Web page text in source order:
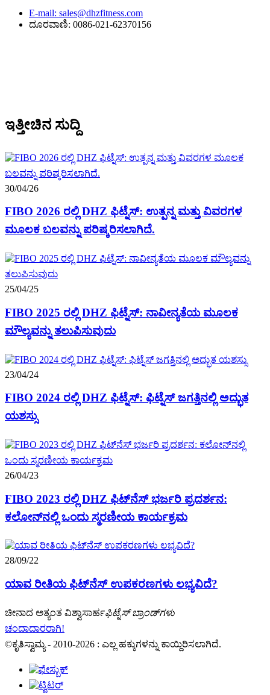
E-mail: sales@dhzfitness.com
ದೂರವಾಣಿ: 0086-021-62370156
ಇತ್ತೀಚಿನ ಸುದ್ದಿ
30/04/26
FIBO 2026 ರಲ್ಲಿ DHZ ಫಿಟ್ನೆಸ್: ಉತ್ಪನ್ನ ಮತ್ತು ವಿವರಗಳ
ಮೂಲಕ ಬಲವನ್ನು ಪರಿಷ್ಕರಿಸಲಾಗಿದೆ.
25/04/25
FIBO 2025 ರಲ್ಲಿ DHZ ಫಿಟ್ನೆಸ್: ನಾವೀನ್ಯತೆಯ ಮೂಲಕ
ಮೌಲ್ಯವನ್ನು ತಲುಪಿಸುವುದು
23/04/24
FIBO 2024 ರಲ್ಲಿ DHZ ಫಿಟ್ನೆಸ್: ಫಿಟ್ನೆಸ್ ಜಗತ್ತಿನಲ್ಲಿ ಅದ್ಭುತ
ಯಶಸ್ಸು
26/04/23
FIBO 2023 ರಲ್ಲಿ DHZ ಫಿಟ್‌ನೆಸ್ ಭರ್ಜರಿ ಪ್ರದರ್ಶನ:
ಕಲೋನ್‌ನಲ್ಲಿ ಒಂದು ಸ್ಮರಣೀಯ ಕಾರ್ಯಕ್ರಮ
28/09/22
ಯಾವ ರೀತಿಯ ಫಿಟ್‌ನೆಸ್ ಉಪಕರಣಗಳು ಲಭ್ಯವಿದೆ?
ಚೀನಾದ ಅತ್ಯಂತ ವಿಶ್ವಾಸಾರ್ಹಫಿಟ್ನೆಸ್ ಬ್ರಾಂಡ್‌ಗಳು
ಚಂದಾದಾರರಾಗಿ!
©ಕೃತಿಸ್ವಾಮ್ಯ - 2010-2026 : ಎಲ್ಲ ಹಕ್ಕುಗಳನ್ನು ಕಾಯ್ದಿರಿಸಲಾಗಿದೆ.